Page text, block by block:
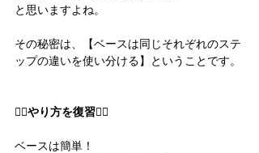
と思いますよね。
その秘密は、【ベースは同じそれぞれのステ
ップの違いを使い分ける】ということです。
🙋‍♀️やり方を復習🙋‍♀️
ベースは簡単！